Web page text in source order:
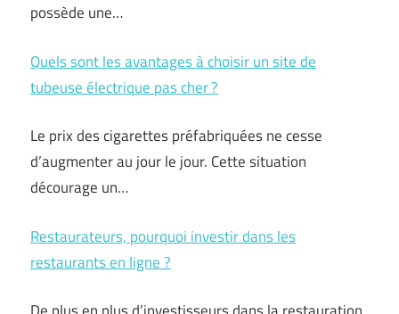
possède une…
Quels sont les avantages à choisir un site de
tubeuse électrique pas cher ?
Le prix des cigarettes préfabriquées ne cesse
d’augmenter au jour le jour. Cette situation
décourage un…
Restaurateurs, pourquoi investir dans les
restaurants en ligne ?